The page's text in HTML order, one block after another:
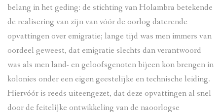
belang in het geding: de stichting van Holambra betekende
de realisering van zijn van vóór de oorlog daterende
opvattingen over emigratie; lange tijd was men immers van
oordeel geweest, dat emigratie slechts dan verantwoord
was als men land- en geloofsgenoten bijeen kon brengen in
kolonies onder een eigen geestelijke en technische leiding.
Hiervóór is reeds uiteengezet, dat deze opvattingen al snel
door de feitelijke ontwikkeling van de naoorlogse